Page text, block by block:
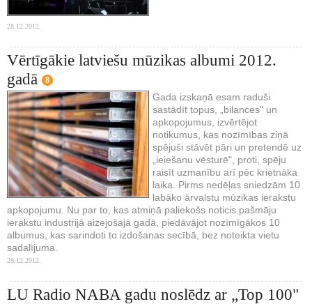
28.12.2012.
Vērtīgākie latviešu mūzikas albumi 2012.
gadā
8
Gada izskaņā esam raduši
sastādīt topus, „bilances" un
apkopojumus, izvērtējot
notikumus, kas nozīmības ziņā
spējuši stāvēt pāri un pretendē uz
„ieiešanu vēsturē", proti, spēju
raisīt uzmanību arī pēc krietnāka
laika. Pirms nedēļas sniedzām 10
labāko ārvalstu mūzikas ierakstu
apkopojumu. Nu par to, kas atmiņā paliekošs noticis pašmāju
ierakstu industrijā aizejošajā gadā, piedāvājot nozīmīgākos 10
albumus, kas sarindoti to izdošanas secībā, bez noteikta vietu
sadalījuma.
28.12.2012.
LU Radio NABA gadu noslēdz ar „Top 100"